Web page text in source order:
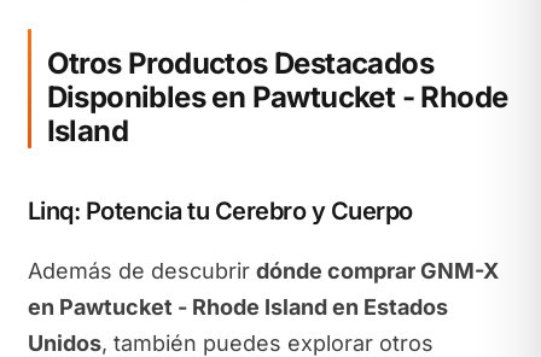
Otros Productos Destacados
Disponibles en Pawtucket - Rhode
Island
Linq: Potencia tu Cerebro y Cuerpo
Además de descubrir dónde comprar GNM-X
en Pawtucket - Rhode Island en Estados
Unidos, también puedes explorar otros